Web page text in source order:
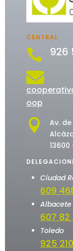
CENTRAL
 926

oop

Av.
Ciudad
609
Albacete
607 82
Toledo
925